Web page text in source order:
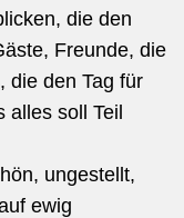
die den
Freunde, die
die den Tag für
soll Teil
ungestellt,
ewig